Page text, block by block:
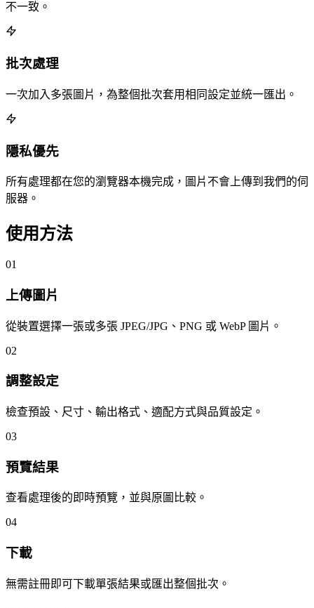
不一致。
批次處理
一次加入多張圖片，為整個批次套用相同設定並統一匯出。
隱私優先
所有處理都在您的瀏覽器本機完成，圖片不會上傳到我們的伺
服器。
使用方法
01
上傳圖片
從裝置選擇一張或多張 JPEG/JPG、PNG 或 WebP 圖片。
02
調整設定
檢查預設、尺寸、輸出格式、適配方式與品質設定。
03
預覽結果
查看處理後的即時預覽，並與原圖比較。
04
下載
無需註冊即可下載單張結果或匯出整個批次。